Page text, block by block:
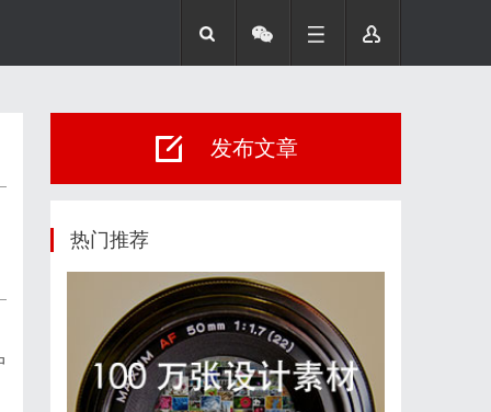
发布文章
热门推荐